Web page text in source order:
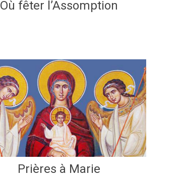
Où fêter l’Assomption
Prières à Marie